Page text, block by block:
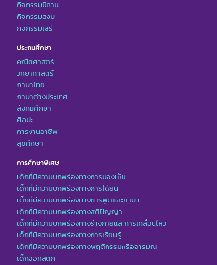
กิจกรรมนิทาน
กิจกรรมสงบ
กิจกรรมเสรี
ประถมศึกษา
คณิตศาสตร์
วิทยาศาสตร์
ภาษาไทย
ภาษาต่างประเทศ
สังคมศึกษา
ศิลปะ
การงานอาชีพ
สุขศึกษา
การศึกษาพิเศษ
เด็กที่มีความบกพร่องทางการมองเห็น
เด็กที่มีความบกพร่องทางการได้ยิน
เด็กที่มีความบกพร่องทางการพูดและภาษา
เด็กที่มีความบกพร่องทางสติปัญญา
เด็กที่มีความบกพร่องทางร่างกายและการเคลื่อนไหว
เด็กที่มีความบกพร่องทางการเรียนรู้
เด็กที่มีความบกพร่องทางพฤติกรรมหรืออารมณ์
เด็กออทิสติก